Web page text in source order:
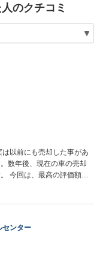
のクチコミ
以前にも売却した事があ
数年後、現在の車の売却
今回は、最高の評価額を
でございます。 この
りがとうございまし
たのご利用お待ちし
ンター